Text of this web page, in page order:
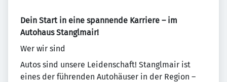
Dein Start in eine spannende Karriere – im
Autohaus Stanglmair!
Wer wir sind
Autos sind unsere Leidenschaft! Stanglmair ist
eines der führenden Autohäuser in der Region –